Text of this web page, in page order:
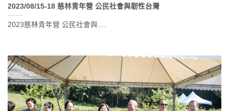
2023/08/15-18 慈林青年營 公民社會與韌性台灣
2023慈林青年營 公民社會與....